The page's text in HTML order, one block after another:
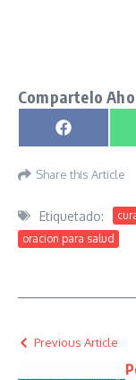
Compartelo
Compartir en
Facebook
Share this Article
Etiquetado:
oracion para salud
Previous Article